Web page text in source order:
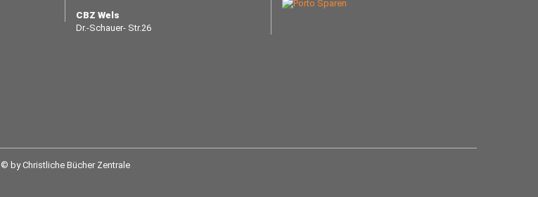
CBZ Wels
Dr.-Schauer- Str.26
© by Christliche Bücher Zentrale